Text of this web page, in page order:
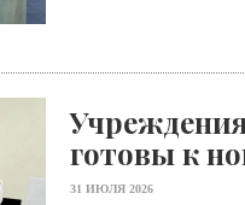
готовы к
31 ИЮЛЯ 2026